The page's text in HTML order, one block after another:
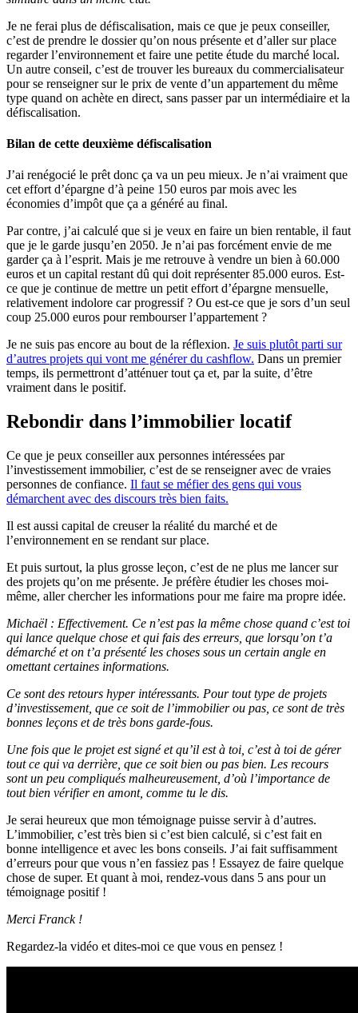
Je ne ferai plus de défiscalisation, mais ce que je peux conseiller,
c’est de prendre le dossier qu’on nous présente et d’aller sur place
regarder l’environnement et faire une petite étude du marché local.
Un autre conseil, c’est de trouver les bureaux du commercialisateur
pour se renseigner sur le prix de vente d’un appartement du même
type quand on achète en direct, sans passer par un intermédiaire et la
défiscalisation.
Bilan de cette deuxième défiscalisation
J’ai renégocié le prêt donc ça va un peu mieux. Je n’ai vraiment que
cet effort d’épargne d’à peine 150 euros par mois avec les
économies d’impôt que ça a généré au final.
Par contre, j’ai calculé que si je veux en faire un bien rentable, il faut
que je le garde jusqu’en 2050. Je n’ai pas forcément envie de me
garder ça à l’esprit. Mais je me retrouve à vendre un bien à 60.000
euros et un capital restant dû qui doit représenter 85.000 euros. Est-
ce que je continue de mettre un petit effort d’épargne mensuelle,
relativement indolore car progressif ? Ou est-ce que je sors d’un seul
coup 25.000 euros pour rembourser l’appartement ?
Je ne suis pas encore au bout de la réflexion. Je suis plutôt parti sur
d’autres projets qui vont me générer du cashflow. Dans un premier
temps, ils permettront d’atténuer tout ça et, par la suite, d’être
vraiment dans le positif.
Rebondir dans l’immobilier locatif
Ce que je peux conseiller aux personnes intéressées par
l’investissement immobilier, c’est de se renseigner avec de vraies
personnes de confiance. Il faut se méfier des gens qui vous
démarchent avec des discours très bien faits.
Il est aussi capital de creuser la réalité du marché et de
l’environnement en se rendant sur place.
Et puis surtout, la plus grosse leçon, c’est de ne plus me lancer sur
des projets qu’on me présente. Je préfère étudier les choses moi-
même, aller chercher les informations pour me faire ma propre idée.
Michaël : Effectivement. Ce n’est pas la même chose quand c’est toi
qui lance quelque chose et qui fais des erreurs, que lorsqu’on t’a
démarché et on t’a présenté les choses sous un certain angle en
omettant certaines informations.
Ce sont des retours hyper intéressants. Pour tout type de projets
d’investissement, que ce soit de l’immobilier ou pas, ce sont de très
bonnes leçons et de très bons garde-fous.
Une fois que le projet est signé et qu’il est à toi, c’est à toi de gérer
tout ce qui va derrière, que ce soit bien ou pas bien. Les recours
sont un peu compliqués malheureusement, d’où l’importance de
tout bien vérifier en amont, comme tu le dis.
Je serai heureux que mon témoignage puisse servir à d’autres.
L’immobilier, c’est très bien si c’est bien calculé, si c’est fait en
bonne intelligence et avec les bons conseils. J’ai fait suffisamment
d’erreurs pour que vous n’en fassiez pas ! Essayez de faire quelque
chose de super. Et quant à moi, rendez-vous dans 5 ans pour un
témoignage positif !
Merci Franck !
Regardez-la vidéo et dites-moi ce que vous en pensez !